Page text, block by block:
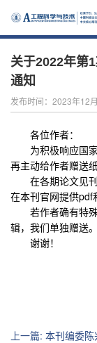
关于2022年第
通知
发布时间：2023年12
各位作者：
为积极响应国
再主动给作者赠送
在各期论文见
在本刊官网提供pdf
若作者确有特
辑，我们单独赠送。
谢谢！
上一篇: 本刊编委